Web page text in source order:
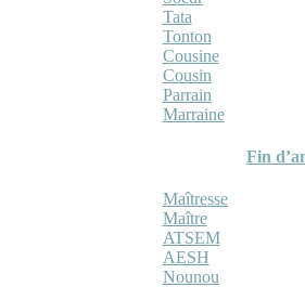
Tata
Tonton
Cousine
Cousin
Parrain
Marraine
Fin
Maîtresse
Maître
ATSEM
AESH
Nounou